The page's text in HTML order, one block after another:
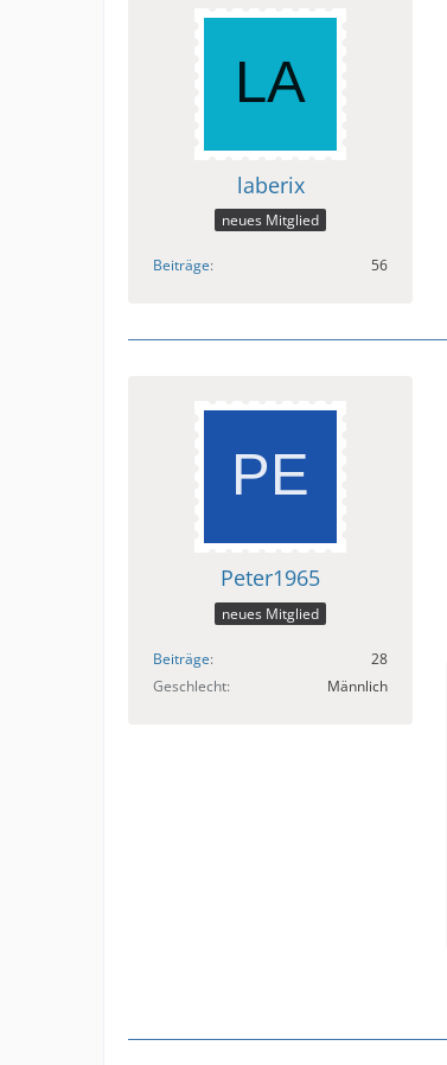
laberix
neues Mitglied
Beiträge 56
Peter1965
neues Mitglied
Beiträge
28
Geschlecht
Männlich